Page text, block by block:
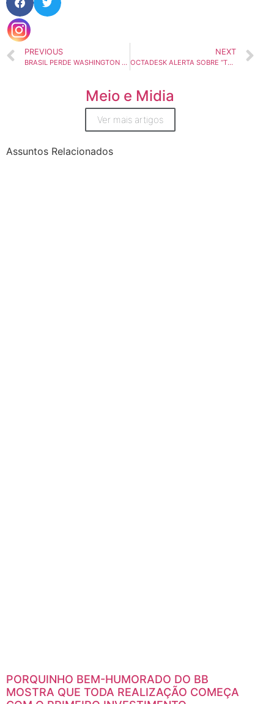
PREVIOUS
BRASIL PERDE WASHINGTON OLIVETTO, CRIADOR DO GAROTO BOMBRIL E MAIOR CAMPEÃO DE CANNES
NEXT
OCTADESK ALERTA SOBRE “TERROR” QUE É FALTA DE PREPARO DAS EMPRESAS NO ATENDIMENTO
Meio e Midia
Ver mais artigos
Assuntos Relacionados
PORQUINHO BEM-HUMORADO DO BB
MOSTRA QUE TODA REALIZAÇÃO COMEÇA